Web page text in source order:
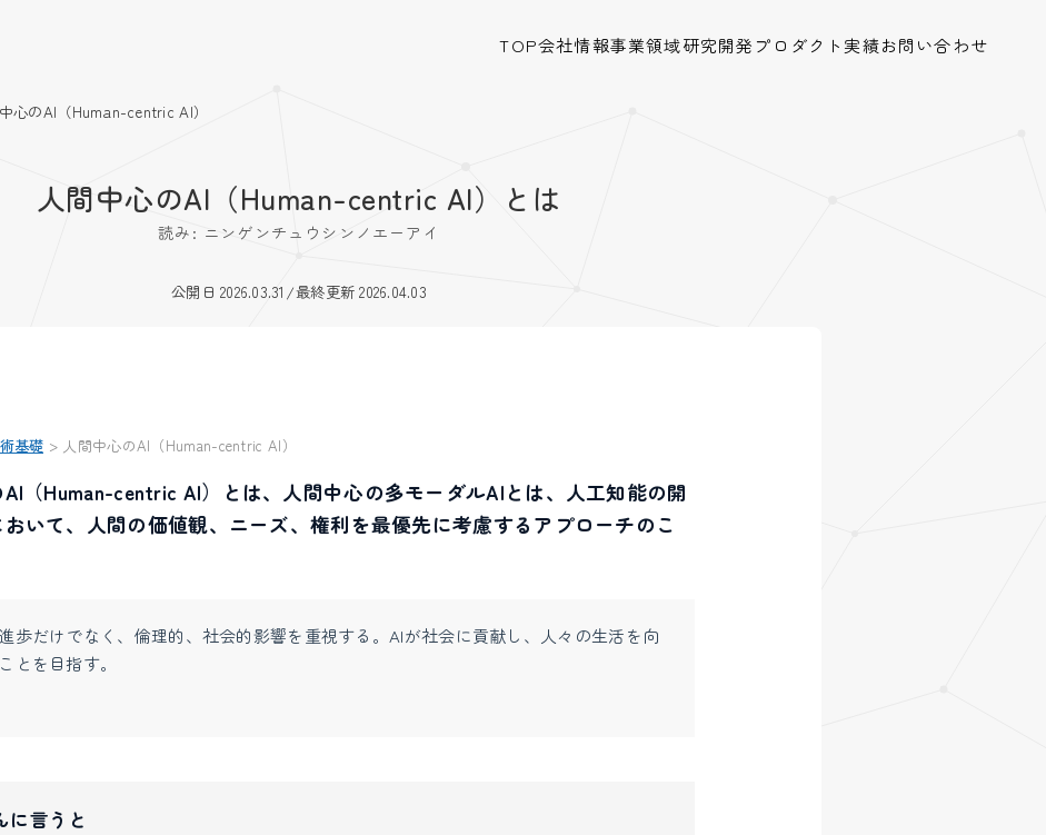
TOP会社情報事業領域研究開発 プロダクト 実績お問い合わせ
心のAI（Human-centric AI）
人間中心のAI（Human-centric AI）とは
読み: ニンゲンチュウシンノエーアイ
公開日 2026.03.31 /最終更新 2026.04.03
基礎 > 人間中心のAI（Human-centric AI）
（Human-centric AI）とは、人間中心の多モーダルAIとは、人工知能の開
いて、人間の価値観、ニーズ、権利を最優先に考慮するアプローチのこ
歩だけでなく、倫理的、社会的影響を重視する。AIが社会に貢献し、人々の生活を向
とを目指す。
に言うと